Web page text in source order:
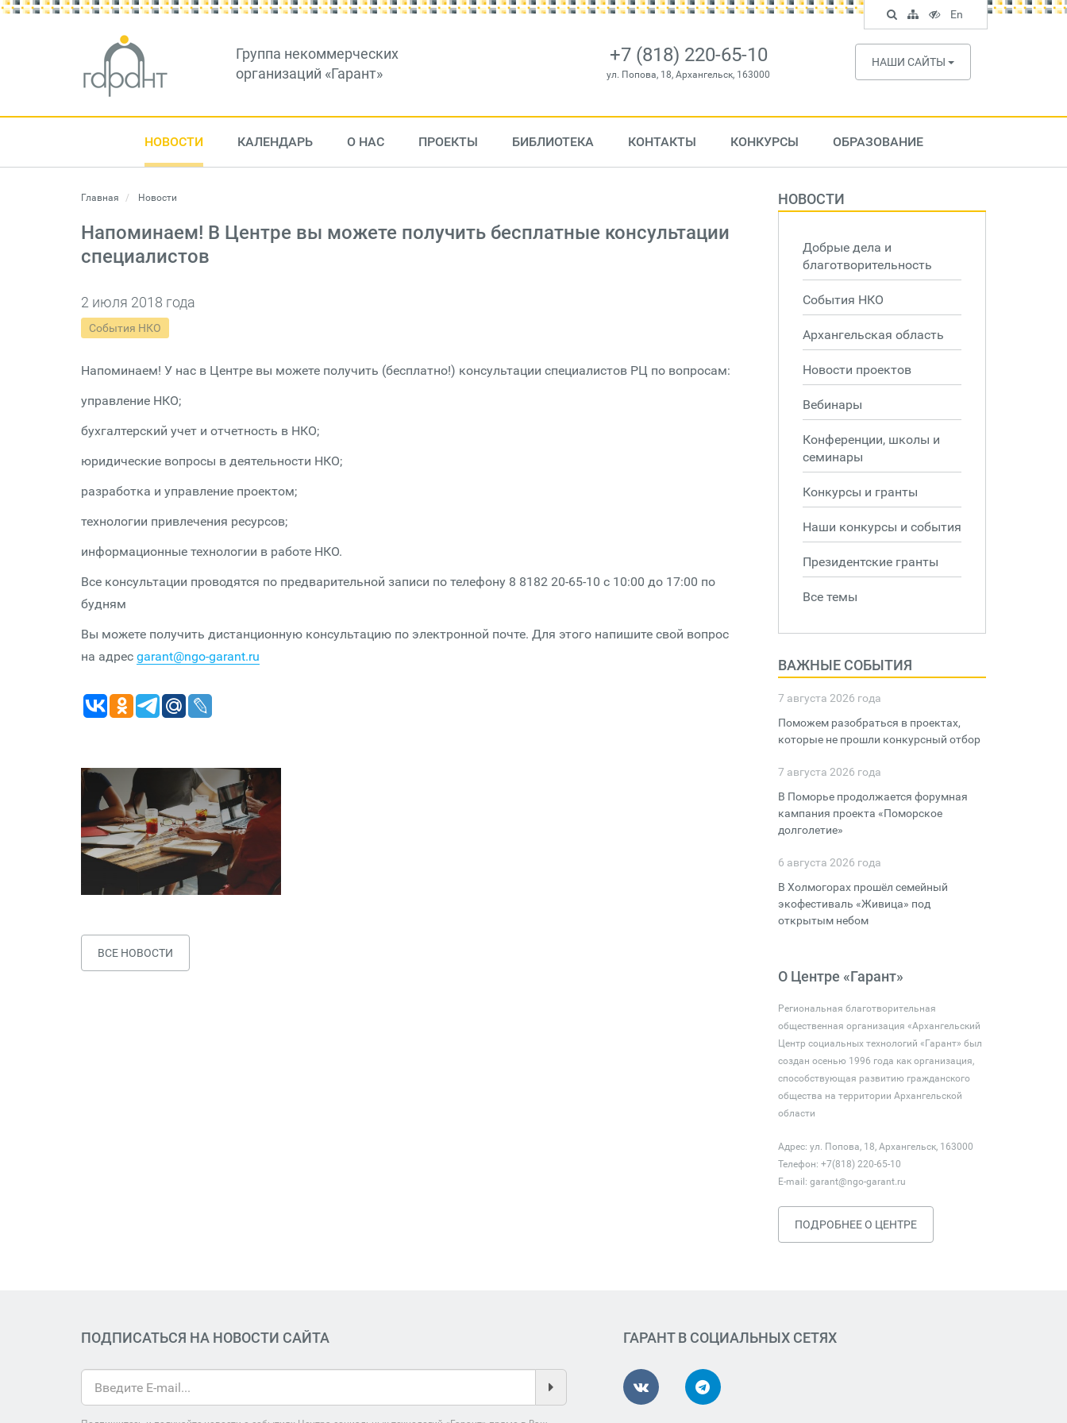
Группа некоммерческих
организаций «Гарант»
+7 (818) 220-65-10
ул. Попова, 18, Архангельск, 163000
НАШИ САЙТЫ
НОВОСТИ КАЛЕНДАРЬ О НАС ПРОЕКТЫ БИБЛИОТЕКА КОНТАКТЫ КОНКУРСЫ ОБРАЗОВАНИЕ
Главная Новости
Напоминаем! В Центре вы можете получить бесплатные консультации
специалистов
2 июля 2018 года
События НКО
Напоминаем! У нас в Центре вы можете получить (бесплатно!) консультации специалистов РЦ по вопросам:
управление НКО;
бухгалтерский учет и отчетность в НКО;
юридические вопросы в деятельности НКО;
разработка и управление проектом;
технологии привлечения ресурсов;
информационные технологии в работе НКО.
Все консультации проводятся по предварительной записи по телефону 8 8182 20-65-10 с 10:00 до 17:00 по
будням
Вы можете получить дистанционную консультацию по электронной почте. Для этого напишите свой вопрос
на адрес garant@ngo-garant.ru
ВСЕ НОВОСТИ
НОВОСТИ
Добрые дела и
благотворительность
События НКО
Архангельская область
Новости проектов
Вебинары
Конференции, школы и
семинары
Конкурсы и гранты
Наши конкурсы и события
Президентские гранты
Все темы
ВАЖНЫЕ СОБЫТИЯ
7 августа 2026 года
Поможем разобраться в проектах,
которые не прошли конкурсный отбор
7 августа 2026 года
В Поморье продолжается форумная
кампания проекта «Поморское
долголетие»
6 августа 2026 года
В Холмогорах прошёл семейный
экофестиваль «Живица» под
открытым небом
О Центре «Гарант»
Региональная благотворительная
общественная организация «Архангельский
Центр социальных технологий «Гарант» был
создан осенью 1996 года как организация,
способствующая развитию гражданского
общества на территории Архангельской
области
Адрес: ул. Попова, 18, Архангельск, 163000
Телефон: +7(818) 220-65-10
E-mail: garant@ngo-garant.ru
ПОДРОБНЕЕ О ЦЕНТРЕ
ПОДПИСАТЬСЯ НА НОВОСТИ САЙТА ГАРАНТ В СОЦИАЛЬНЫХ СЕТЯХ
Поиск
по
сайту
Карта
сайта
Версия
для
слабовидящих
En
English